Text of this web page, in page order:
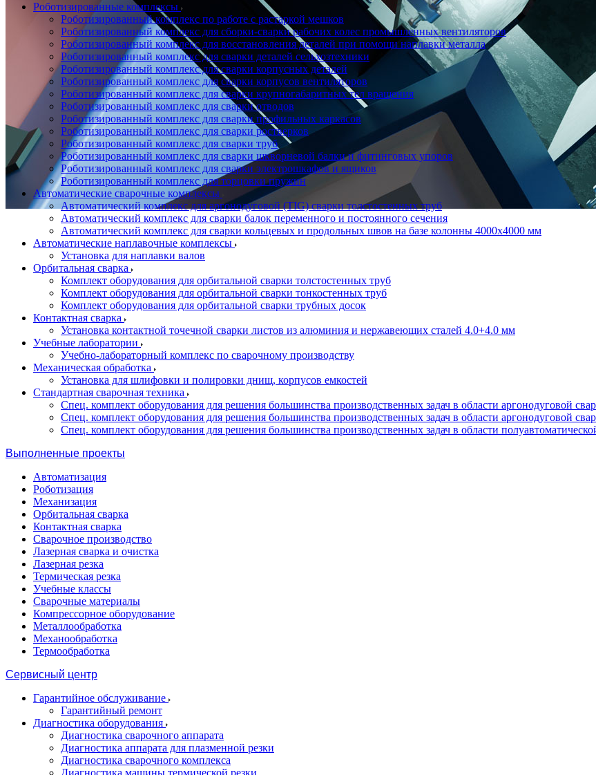
Роботизированные комплексы
Роботизированный комплекс по работе с растаркой мешков
Роботизированный комплекс для сборки-сварки рабочих колес промышленных вентиляторов
Роботизированный комплекс для восстановления деталей при помощи наплавки металла
Роботизированный комплекс для сварки деталей сельхозтехники
Роботизированный комплекс для сварки корпусных деталей
Роботизированный комплекс для сварки корпусов вентиляторов
Роботизированный комплекс для сварки крупногабаритных тел вращения
Роботизированный комплекс для сварки отводов
Роботизированный комплекс для сварки профильных каркасов
Роботизированный комплекс для сварки ростверков
Роботизированный комплекс для сварки труб
Роботизированный комплекс для сварки шкворневой балки и фитинговых упоров
Роботизированный комплекс для сварки электрошкафов и ящиков
Роботизированный комплекс для торцовки пружин
Автоматические сварочные комплексы
Автоматический комплекс для аргонодуговой (TIG) сварки толстостенных труб
Автоматический комплекс для сварки балок переменного и постоянного сечения
Автоматический комплекс для сварки кольцевых и продольных швов на базе колонны 4000x4000 мм
Автоматические наплавочные комплексы
Установка для наплавки валов
Орбитальная сварка
Комплект оборудования для орбитальной сварки толстостенных труб
Комплект оборудования для орбитальной сварки тонкостенных труб
Комплект оборудования для орбитальной сварки трубных досок
Контактная сварка
Установка контактной точечной сварки листов из алюминия и нержавеющих сталей 4.0+4.0 мм
Учебные лаборатории
Учебно-лабораторный комплекс по сварочному производству
Механическая обработка
Установка для шлифовки и полировки днищ, корпусов емкостей
Стандартная сварочная техника
Спец. комплект оборудования для решения большинства производственных задач в области аргонодуговой
Спец. комплект оборудования для решения большинства производственных задач в области аргонодуговой
Спец. комплект оборудования для решения большинства производственных задач в области
Выполненные проекты
Автоматизация
Роботизация
Механизация
Орбитальная сварка
Контактная сварка
Сварочное производство
Лазерная сварка и очистка
Лазерная резка
Термическая резка
Учебные классы
Сварочные материалы
Компрессорное оборудование
Металлообработка
Механообработка
Термообработка
Сервисный центр
Гарантийное обслуживание
Гарантийный ремонт
Диагностика оборудования
Диагностика сварочного аппарата
Диагностика аппарата для плазменной резки
Диагностика сварочного комплекса
Диагностика машины термической резки